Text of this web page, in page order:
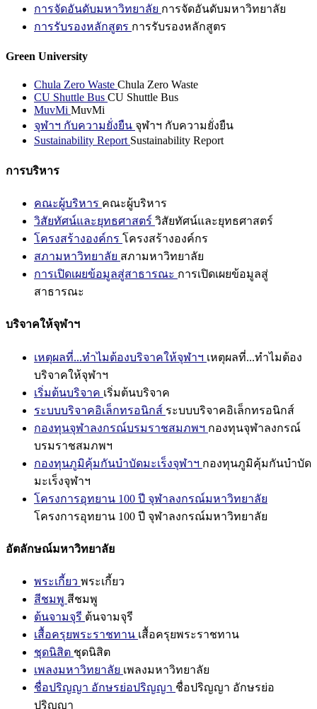
การจัดอันดับมหาวิทยาลัย การจัดอันดับมหาวิทยาลัย
การรับรองหลักสูตร การรับรองหลักสูตร
Green University
Chula Zero Waste Chula Zero Waste
CU Shuttle Bus CU Shuttle Bus
MuvMi MuvMi
จุฬาฯ กับความยั่งยืน จุฬาฯ กับความยั่งยืน
Sustainability Report Sustainability Report
การบริหาร
คณะผู้บริหาร คณะผู้บริหาร
วิสัยทัศน์และยุทธศาสตร์ วิสัยทัศน์และยุทธศาสตร์
โครงสร้างองค์กร โครงสร้างองค์กร
สภามหาวิทยาลัย สภามหาวิทยาลัย
การเปิดเผยข้อมูลสู่สาธารณะ การเปิดเผยข้อมูลสู่
สาธารณะ
บริจาคให้จุฬาฯ
เหตุผลที่...ทำไมต้องบริจาคให้จุฬาฯ เหตุผลที่...ทำไมต้อง
บริจาคให้จุฬาฯ
เริ่มต้นบริจาค เริ่มต้นบริจาค
ระบบบริจาคอิเล็กทรอนิกส์ ระบบบริจาคอิเล็กทรอนิกส์
กองทุนจุฬาลงกรณ์บรมราชสมภพฯ กองทุนจุฬาลงกรณ์
บรมราชสมภพฯ
กองทุนภูมิคุ้มกันบำบัดมะเร็งจุฬาฯ กองทุนภูมิคุ้มกันบำบัด
มะเร็งจุฬาฯ
โครงการอุทยาน 100 ปี จุฬาลงกรณ์มหาวิทยาลัย
โครงการอุทยาน 100 ปี จุฬาลงกรณ์มหาวิทยาลัย
อัตลักษณ์มหาวิทยาลัย
พระเกี้ยว พระเกี้ยว
สีชมพู สีชมพู
ต้นจามจุรี ต้นจามจุรี
เสื้อครุยพระราชทาน เสื้อครุยพระราชทาน
ชุดนิสิต ชุดนิสิต
เพลงมหาวิทยาลัย เพลงมหาวิทยาลัย
ชื่อปริญญา อักษรย่อปริญญา ชื่อปริญญา อักษรย่อ
ปริญญา